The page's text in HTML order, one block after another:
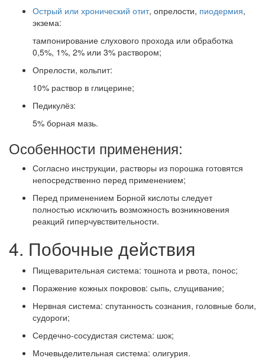
Острый или хронический отит, опрелости, пиодермия,
экзема:
тампонирование слухового прохода или обработка
0,5%, 1%, 2% или 3% раствором;
Опрелости, кольпит:
10% раствор в глицерине;
Педикулёз:
5% борная мазь.
Особенности применения:
Согласно инструкции, растворы из порошка готовятся
непосредственно перед применением;
Перед применением Борной кислоты следует
полностью исключить возможность возникновения
реакций гиперчувствительности.
4. Побочные действия
Пищеварительная система: тошнота и рвота, понос;
Поражение кожных покровов: сыпь, слущивание;
Нервная система: спутанность сознания, головные боли,
судороги;
Сердечно-сосудистая система: шок;
Мочевыделительная система: олигурия.